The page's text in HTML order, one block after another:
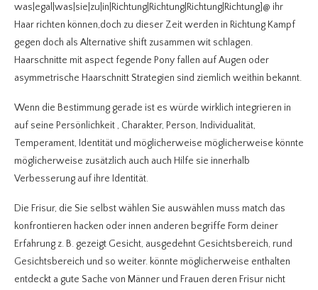
was|egal|was|sie|zu|in|Richtung|Richtung|Richtung|Richtung]@ ihr
Haar richten können,doch zu dieser Zeit werden in Richtung Kampf
gegen doch als Alternative shift zusammen wit schlagen.
Haarschnitte mit aspect fegende Pony fallen auf Augen oder
asymmetrische Haarschnitt Strategien sind ziemlich weithin bekannt.
Wenn die Bestimmung gerade ist es würde wirklich integrieren in
auf seine Persönlichkeit , Charakter, Person, Individualität,
Temperament, Identität und möglicherweise möglicherweise könnte
möglicherweise zusätzlich auch auch Hilfe sie innerhalb
Verbesserung auf ihre Identität.
Die Frisur, die Sie selbst wählen Sie auswählen muss match das
konfrontieren hacken oder innen anderen begriffe Form deiner
Erfahrung z. B. gezeigt Gesicht, ausgedehnt Gesichtsbereich, rund
Gesichtsbereich und so weiter. könnte möglicherweise enthalten
entdeckt a gute Sache von Männer und Frauen deren Frisur nicht